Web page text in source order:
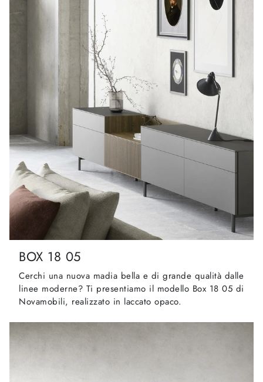
BOX 18 05
Cerchi una nuova madia bella e di grande qualità dalle
linee moderne? Ti presentiamo il modello Box 18 05 di
Novamobili, realizzato in laccato opaco.